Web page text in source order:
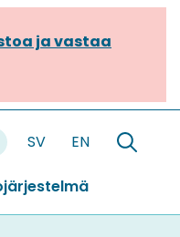
ja vastaa
SV EN
Hae